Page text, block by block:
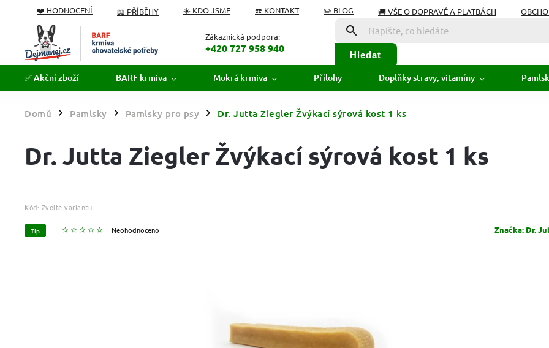
❤️ HODNOCENÍ 📖 PŘÍBĚHY ☀️ KDO JSME ☎️ KONTAKT ✏️ BLOG 🚚 VŠE O DOPRAVĚ A PLATBÁCH
PODÁVÁME POMOCNOU TLAPKU
SLOVNÍK POJMŮ
Zákaznická podpora:
+420 727 958 940
Hledat
✅ Akční zboží BARF krmiva Mokrá krmiva Přílohy Doplňky stravy, vitamíny
Domů / Pamlsky / Pamlsky pro psy / Dr. Jutta Ziegler Žvýkací sýrová kost 1 ks
Dr. Jutta Ziegler Žvýkací sýrová kost 1 ks
Kód: Zvolte variantu
Tip Neohodnoceno Značka: Dr.